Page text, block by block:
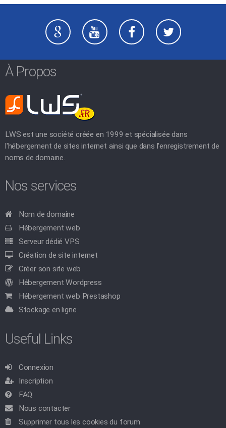
À Propos
LWS est une société créée en 1999 et spécialisée dans
l'hébergement de sites internet ainsi que dans l'enregistrement de
noms de domaine.
Nos services
Nom de domaine
Hébergement web
Serveur dédié VPS
Création de site internet
Créer son site web
Hébergement Wordpress
Hébergement web Prestashop
Stockage en ligne
Useful Links
Connexion
Inscription
FAQ
Nous contacter
Supprimer tous les cookies du forum